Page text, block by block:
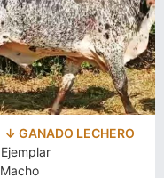
↓ GANADO LECHERO
Ejemplar
Macho